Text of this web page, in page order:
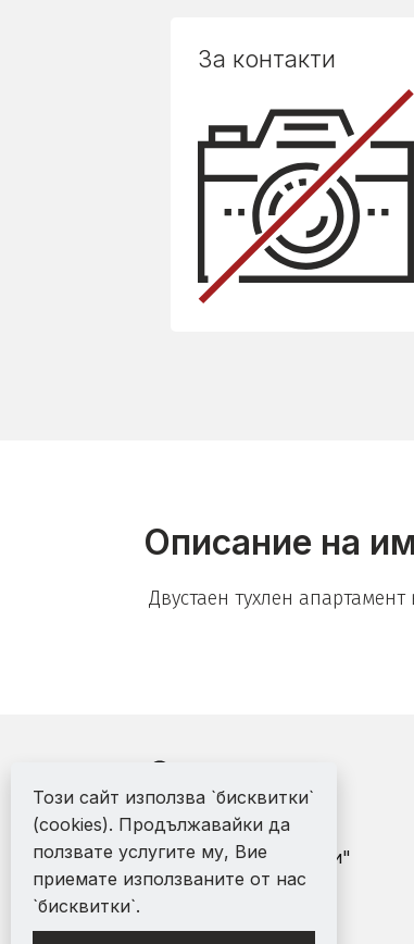
За контакти
Описание на
Двустаен тухлен
Адрес:
офис - гр. Варна ул.
"Никола Михайловски"
№4
Този сайт използва `бисквитки`
(cookies). Продължавайки да
ползвате услугите му, Вие
приемате използваните от нас
`бисквитки`.